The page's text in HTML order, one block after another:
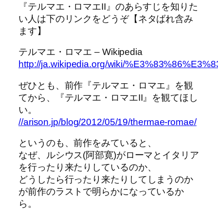
『テルマエ・ロマエII』のあらすじを知りた
い人は下のリンクをどうぞ【ネタばれ含み
ます】
テルマエ・ロマエ – Wikipedia
http://ja.wikipedia.org/wiki/
ぜひとも、前作『テルマエ・ロマエ』を観
てから、『テルマエ・ロマエII』を観てほし
い。
//arison.jp/blog/2012/05/19/thermae-romae/
というのも、前作をみていると、
なぜ、ルシウス(阿部寛)がローマとイタリア
を行ったり来たりしているのか、
どうしたら行ったり来たりしてしまうのか
が前作のラストで明らかになっているか
ら。